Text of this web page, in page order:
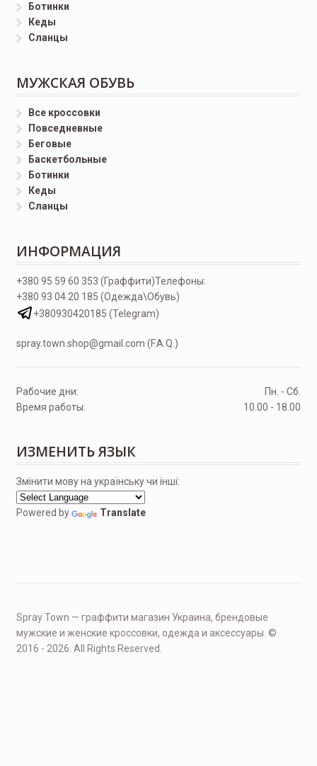
Ботинки
Кеды
Сланцы
МУЖСКАЯ ОБУВЬ
Все кроссовки
Повседневные
Беговые
Баскетбольные
Ботинки
Кеды
Сланцы
ИНФОРМАЦИЯ
Телефоны:
+380 95 59 60 353 (Граффити)
+380 93 04 20 185 (Одежда\Обувь)
+380930420185 (Telegram)
spray.town.shop@gmail.com (F.A.Q.)
Рабочие дни:
Пн. - Сб.
Время работы:
10.00 - 18.00
ИЗМЕНИТЬ ЯЗЫК
Змінити мову на українську чи інші:
Powered by Translate
Spray Town — граффити магазин Украина, брендовые
мужские и женские кроссовки, одежда и аксессуары. ©
2016 - 2026. All Rights Reserved.